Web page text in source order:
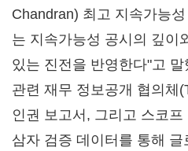
Chandran) 최고 지속가능
는 지속가능성 공시의 깊이
있는 진전을 반영한다"고
관련 재무 정보공개 협의체
인권 보고서, 그리고 스코프
삼자 검증 데이터를 통해